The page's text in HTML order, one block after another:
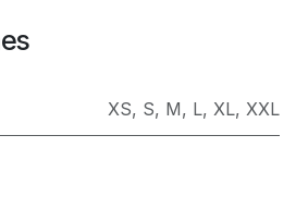
XS, S, M, L, XL, XXL